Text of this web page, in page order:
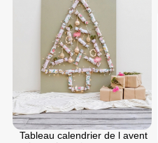
Tableau calendrier de l avent